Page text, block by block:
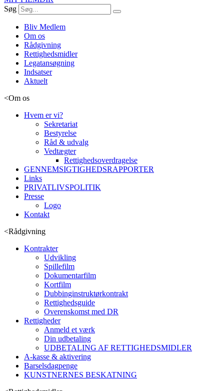
Søg
Bliv Medlem
Om os
Rådgivning
Rettighedsmidler
Legatansøgning
Indsatser
Aktuelt
<Om os
Hvem er vi?
Sekretariat
Bestyrelse
Råd & udvalg
Vedtægter
Rettighedsoverdragelse
GENNEMSIGTIGHEDSRAPPORTER
Links
PRIVATLIVSPOLITIK
Presse
Logo
Kontakt
<Rådgivning
Kontrakter
Udvikling
Spillefilm
Dokumentarfilm
Kortfilm
Dubbinginstruktørkontrakt
Rettighedsguide
Overenskomst med DR
Rettigheder
Anmeld et værk
Din udbetaling
UDBETALING AF RETTIGHEDSMIDLER
A-kasse & aktivering
Barselsdagpenge
KUNSTNERNES BESKATNING